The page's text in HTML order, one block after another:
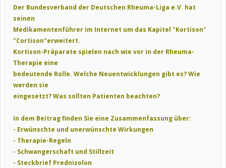
Der Bundesverband der Deutschen Rheuma-Liga e.V. hat
seinen
Medikamentenführer im Internet um das Kapitel "Kortison"
"Cortison"erweitert.
Kortison-Präparate spielen nach wie vor in der Rheuma-
Therapie eine
bedeutende Rolle. Welche Neuentwicklungen gibt es? Wie
werden sie
eingesetzt? Was sollten Patienten beachten?
In dem Beitrag finden Sie eine Zusammenfassung über:
- Erwünschte und unerwünschte Wirkungen
- Therapie-Regeln
- Schwangerschaft und Stillzeit
- Steckbrief Prednisolon